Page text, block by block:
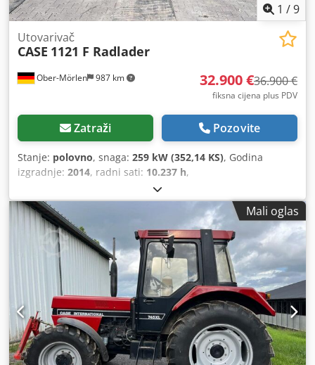
1 /9
Ober-Mörlen 987 km
Utovarivač
CASE 1121 F Radlader
32.900 €36.900 €
fiksna cijena plus PDV
Zatraži Pozovite
Stanje: polovno, snaga: 259 kW (352,14 KS), Godina
izgradnje: 2014, radni sati: 10.237 h,
Mali oglas